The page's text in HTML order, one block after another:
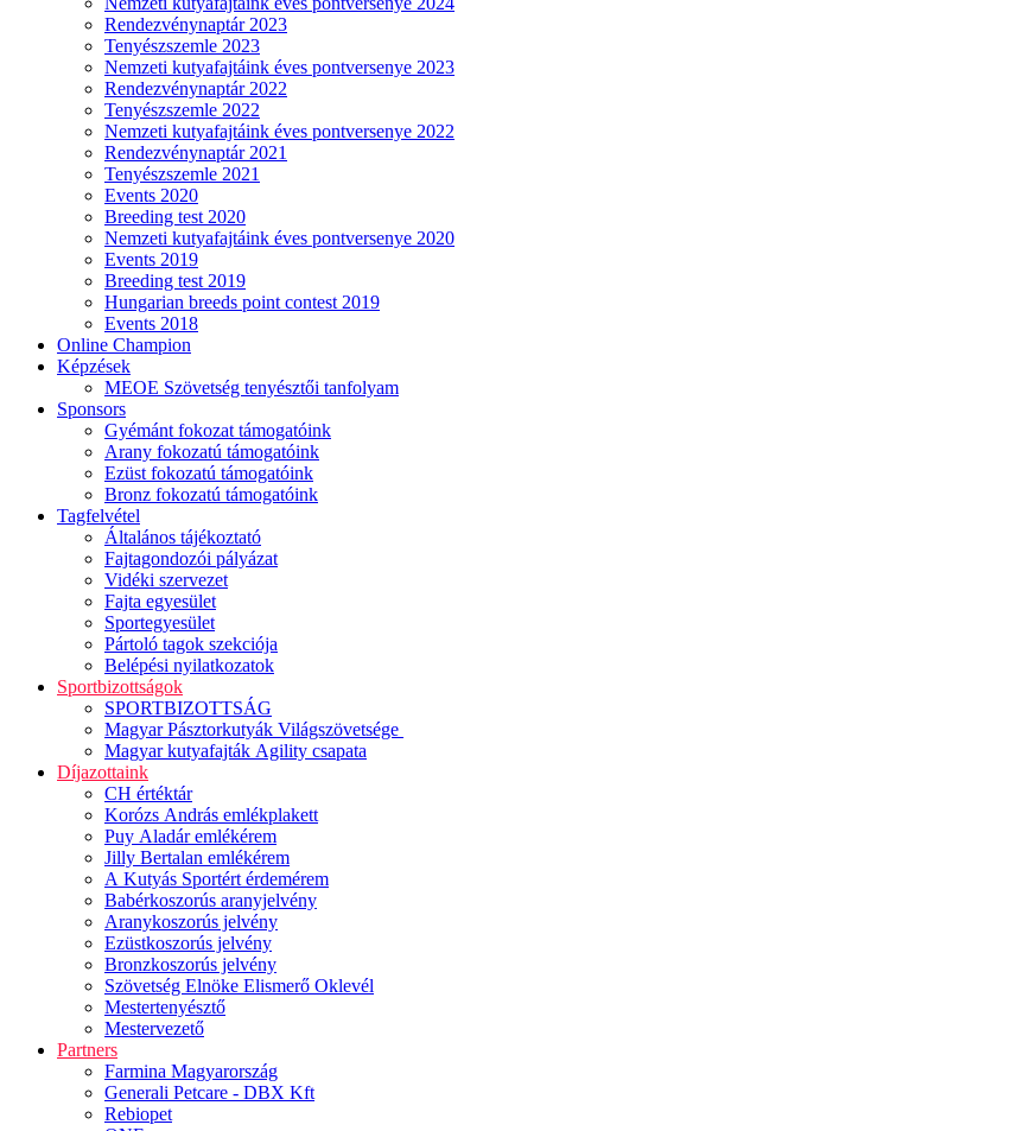
Rendezvénynaptár 2023
Tenyészszemle 2023
Nemzeti kutyafajtáink éves pontversenye 2023
Rendezvénynaptár 2022
Tenyészszemle 2022
Nemzeti kutyafajtáink éves pontversenye 2022
Rendezvénynaptár 2021
Tenyészszemle 2021
Events 2020
Breeding test 2020
Nemzeti kutyafajtáink éves pontversenye 2020
Events 2019
Breeding test 2019
Hungarian breeds point contest 2019
Events 2018
Online Champion
Képzések
MEOE Szövetség tenyésztői tanfolyam
Sponsors
Gyémánt fokozat támogatóink
Arany fokozatú támogatóink
Ezüst fokozatú támogatóink
Bronz fokozatú támogatóink
Tagfelvétel
Általános tájékoztató
Fajtagondozói pályázat
Vidéki szervezet
Fajta egyesület
Sportegyesület
Pártoló tagok szekciója
Belépési nyilatkozatok
Sportbizottságok
SPORTBIZOTTSÁG
Magyar Pásztorkutyák Világszövetsége
Magyar kutyafajták Agility csapata
Díjazottaink
CH értéktár
Korózs András emlékplakett
Puy Aladár emlékérem
Jilly Bertalan emlékérem
A Kutyás Sportért érdemérem
Babérkoszorús aranyjelvény
Aranykoszorús jelvény
Ezüstkoszorús jelvény
Bronzkoszorús jelvény
Szövetség Elnöke Elismerő Oklevél
Mestertenyésztő
Mestervezető
Partners
Farmina Magyarország
Generali Petcare - DBX Kft
Rebiopet